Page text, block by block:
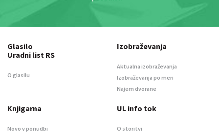
Glasilo
Uradni list RS
O glasilu
Izobraževanja
Aktualna izobraževanja
Izobraževanja po meri
Najem dvorane
Knjigarna
Novo v ponudbi
UL info tok
O storitvi